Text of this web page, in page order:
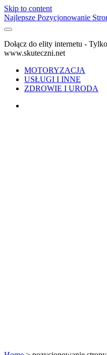
Skip to content
Najlepsze Pozycjonowanie
Dołącz do elity internetu -
www.skuteczni.net
MOTORYZACJA
USŁUGI I INNE
ZDROWIE I URODA